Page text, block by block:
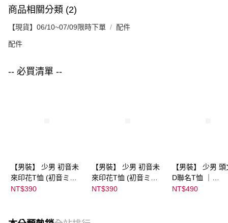
商品相關分類 (2)
【現貨】06/10~07/09限時下單 配件
配件
-- 必買清單 --
【男裝】 少男 初音未
來印花T恤 (初音ミク)
｜
NT$390
【男裝】 少男 初音未
來印花T恤 (初音ミク)
｜
NT$390
【男裝】 少男
D聯名T恤 ｜
NT$490